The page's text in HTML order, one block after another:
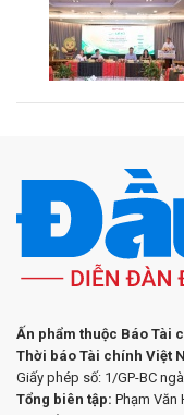
Ấn phẩm thuộc Báo Tài
Thời báo Tài chính Việt
Giấy phép số: 1/GP-BC
Tổng biên tập: Phạm Văn